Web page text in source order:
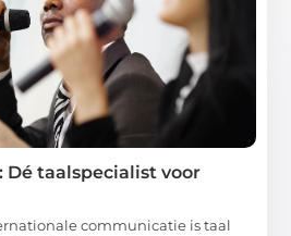
Dé taalspecialist voor
communicatie is taal